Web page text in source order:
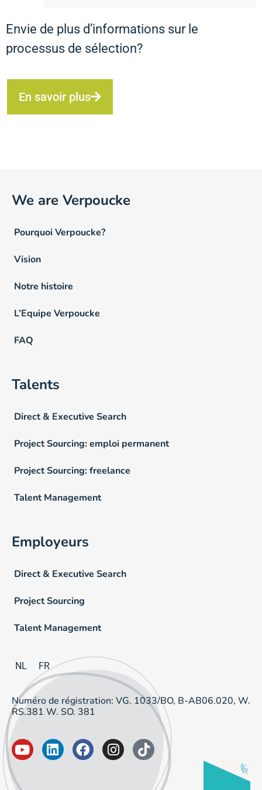
Envie de plus d’informations sur le
processus de sélection?
En savoir plus
We are Verpoucke
Pourquoi Verpoucke?
Vision
Notre histoire
L’Equipe Verpoucke
FAQ
Talents
Direct & Executive Search
Project Sourcing: emploi permanent
Project Sourcing: freelance
Talent Management
Employeurs
Direct & Executive Search
Project Sourcing
Talent Management
NL FR
Numéro de régistration: VG. 1033/BO, B-AB06.020, W.
RS.381 W. SO. 381